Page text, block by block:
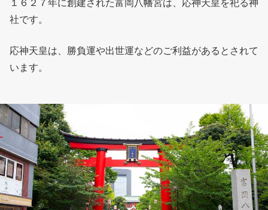
１６２７年に創建された富岡八幡宮は、応神天皇を祀る神
社です。
応神天皇は、勝負運や出世運などのご利益があるとされて
います。